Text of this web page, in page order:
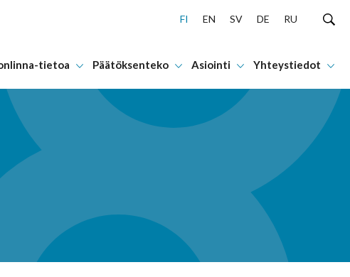
FI EN SV DE RU
tietoa Päätöksenteko Asiointi Yhteystiedot